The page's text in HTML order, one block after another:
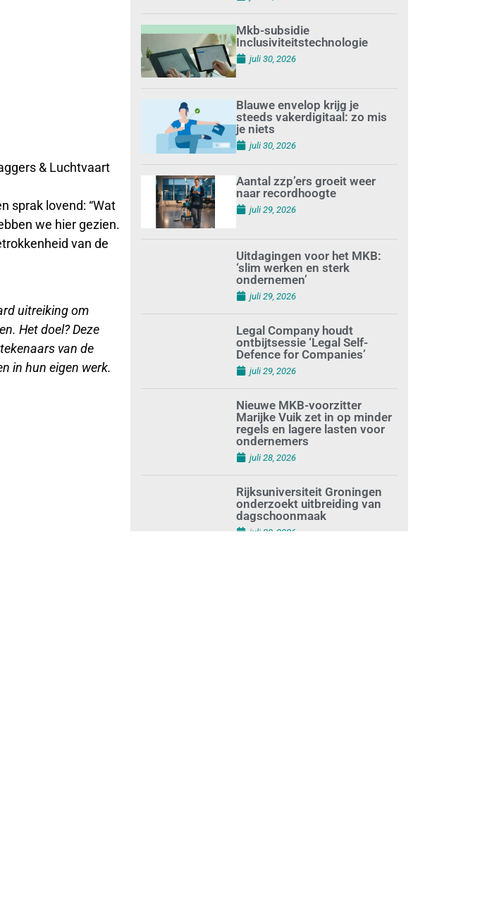
& Luchtvaart
sprak lovend: “Wat
we hier gezien.
van de
uitreiking om
Het doel? Deze
van de
in hun eigen werk.
Mkb-subsidie
Inclusiviteitstechnologie
Blauwe envelop krijg je
steeds vakerdigitaal: zo mis
je niets
Aantal zzp’ers groeit weer
naar recordhoogte
Uitdagingen voor het MKB:
‘slim werken en sterk
ondernemen’
Defence for Companies’
juli 29, 2026
Nieuwe MKB-voorzitter
ondernemers
juli 28, 2026